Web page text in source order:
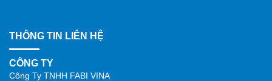
THÔNG TIN LIÊN HỆ
CÔNG TY
Công Ty TNHH FABI VINA